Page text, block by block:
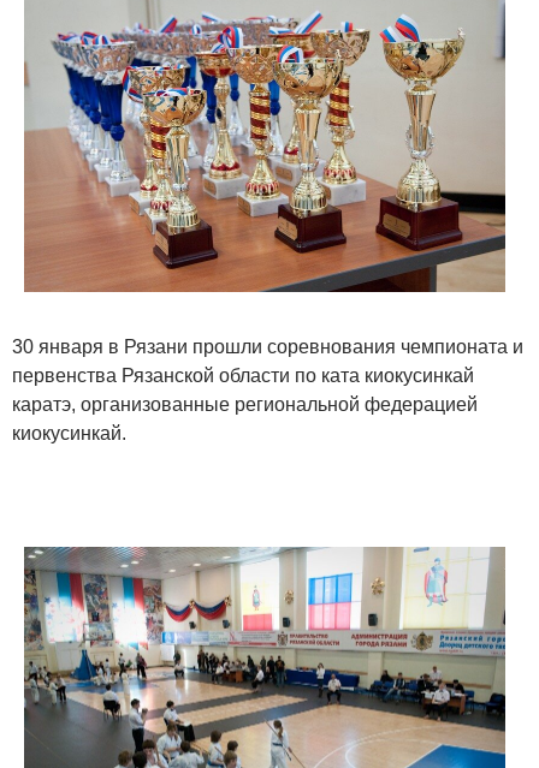
30 января в Рязани прошли соревнования чемпионата и
первенства Рязанской области по ката киокусинкай
каратэ, организованные региональной федерацией
киокусинкай.